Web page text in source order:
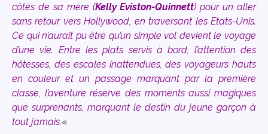
côtés de sa mère (Kelly Eviston-Quinnett) pour un aller
sans retour vers Hollywood, en traversant les Etats-Unis.
Ce qui n’aurait pu être qu’un simple vol devient le voyage
d’une vie. Entre les plats servis à bord, l’attention des
hôtesses, des escales inattendues, des voyageurs hauts
en couleur et un passage marquant par la première
classe, l’aventure réserve des moments aussi magiques
que surprenants, marquant le destin du jeune garçon à
tout jamais.«